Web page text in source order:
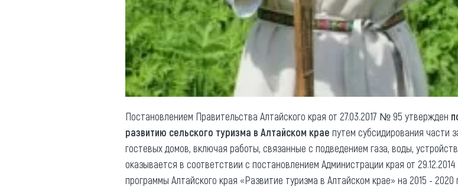
Постановлением Правительства Алтайского края от 27.03.2017 № 95 утвержден
развитию сельского туризма в Алтайском крае путем субсидирования части
гостевых домов, включая работы, связанные с подведением газа, воды,
оказывается в соответствии с постановлением Администрации края от
программы Алтайского края «Развитие туризма в Алтайском крае» на 2015 - 2020